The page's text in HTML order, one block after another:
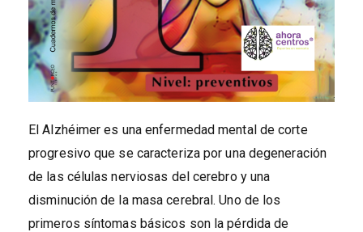
El Alzhéimer es una enfermedad mental de corte
progresivo que se caracteriza por una degeneración
de las células nerviosas del cerebro y una
disminución de la masa cerebral. Uno de los
primeros síntomas básicos son la pérdida de